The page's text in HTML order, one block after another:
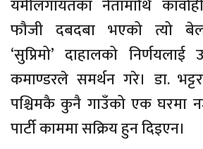
यमीलगायतका नेतामाथि
फौजी दबदबा भएको त्यो
‘सुप्रिमो’ दाहालको
कमाण्डरले समर्थन गरे। डा.
पश्चिमकै कुनै गाउँको एक घरमा
पार्टी काममा सक्रिय हुन दिइएन।